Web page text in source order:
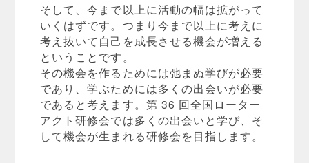
そして、今まで以上に活動の幅は拡がって
いくはずです。つまり今まで以上に考えに
考え抜いて自己を成長させる機会が増える
ということです。
その機会を作るためには弛まぬ学びが必要
であり、学ぶためには多くの出会いが必要
であると考えます。第 36 回全国ローター
アクト研修会では多くの出会いと学び、そ
して機会が生まれる研修会を目指します。